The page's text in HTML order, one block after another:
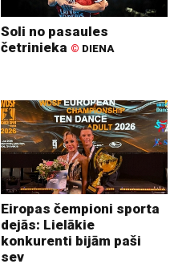
Soli no pasaules
četrinieka © DIENA
Eiropas čempioni sporta
dejās: Lielākie
konkurenti bijām paši
sev